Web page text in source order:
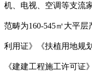
机、电视、空调等支流
范畴为160-545㎡大平
利用证》《扶植用地规
《建建工程施工许可证